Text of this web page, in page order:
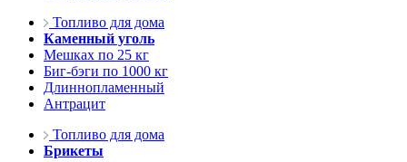
Топливо для дома
Каменный уголь
Мешках по 25 кг
Биг-бэги по 1000 кг
Длиннопламенный
Антрацит
Топливо для дома
Брикеты